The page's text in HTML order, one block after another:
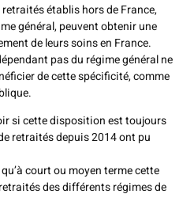
établis hors de France,
général, peuvent obtenir une
de leurs soins en France.
pas du régime général ne
de cette spécificité, comme
si cette disposition est toujours
retraités depuis 2014 ont pu
court ou moyen terme cette
des différents régimes de